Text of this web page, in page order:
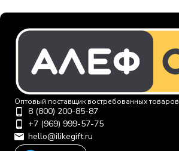
Оптовый поставщик востребованных товаров
8 (800) 200-85-87
+7 (969) 999-57-75
hello@ilikegift.ru